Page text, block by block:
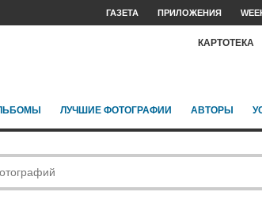
ГАЗЕТА ПРИЛОЖЕНИЯ
КАРТОТЕКА
ЛУЧШИЕ ФОТОГРАФИИ АВТОРЫ